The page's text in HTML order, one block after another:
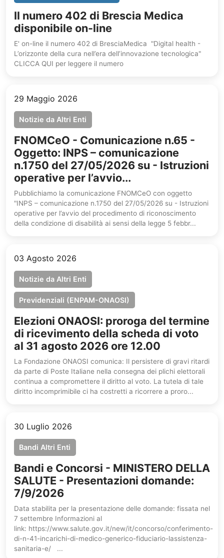
Il numero 402 di Brescia Medica
disponibile on-line
E' on-line il numero 402 di BresciaMedica "Digital health -
L’orizzonte della cura nell’era dell’innovazione tecnologica"
CLICCA QUI per leggere il numero
29 Maggio 2026
Notizie da Altri Enti
FNOMCeO - Comunicazione n.65 -
Oggetto: INPS – comunicazione
n.1750 del 27/05/2026 su - Istruzioni
operative per l’avvio...
Pubblichiamo la comunicazione FNOMCeO con oggetto
"INPS – comunicazione n.1750 del 27/05/2026 su - Istruzioni
operative per l’avvio del procedimento di riconoscimento
della condizione di disabilità ai sensi della legge 5 febbr...
03 Agosto 2026
Notizie da Altri Enti
Previdenziali (ENPAM-ONAOSI)
Elezioni ONAOSI: proroga del termine
di ricevimento della scheda di voto
al 31 agosto 2026 ore 12.00
La Fondazione ONAOSI comunica: Il persistere di gravi ritardi
da parte di Poste Italiane nella consegna dei plichi elettorali
continua a compromettere il diritto al voto. La tutela di tale
diritto incomprimibile ci ha costretti a ricorrere a proro...
30 Luglio 2026
Bandi Altri Enti
Bandi e Concorsi - MINISTERO DELLA
SALUTE - Presentazioni domande:
7/9/2026
Data stabilita per la presentazione delle domande: fissata nel
7 settembre Informazioni al
link: https://www.salute.gov.it/new/it/concorso/conferimento-
di-n-41-incarichi-di-medico-generico-fiduciario-lassistenza-
sanitaria-e/ ...